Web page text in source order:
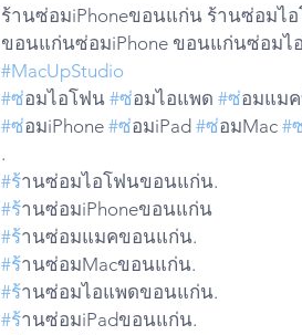
ร้านซ่อมiPhoneขอนแก่น ร้านซ่อมไ
ขอนแก่นซ่อมiPhone ขอนแก่นซ่อมไ
#MacUpStudio
#ซ่อมไอโฟน #ซ่อมไอแพด #ซอมแม
#ซ่อมiPhone #ซ่อมiPad #ซ่อมMac #
.
#ร้านซ่อมไอโฟนขอนแก่น.
#ร้านซ่อมiPhoneขอนแก่น
#ร้านซ่อมแมคขอนแก่น.
#ร้านซ่อมMacขอนแก่น.
#ร้านซ่อมไอแพดขอนแก่น.
#ร้านซ่อมiPadขอนแก่น.